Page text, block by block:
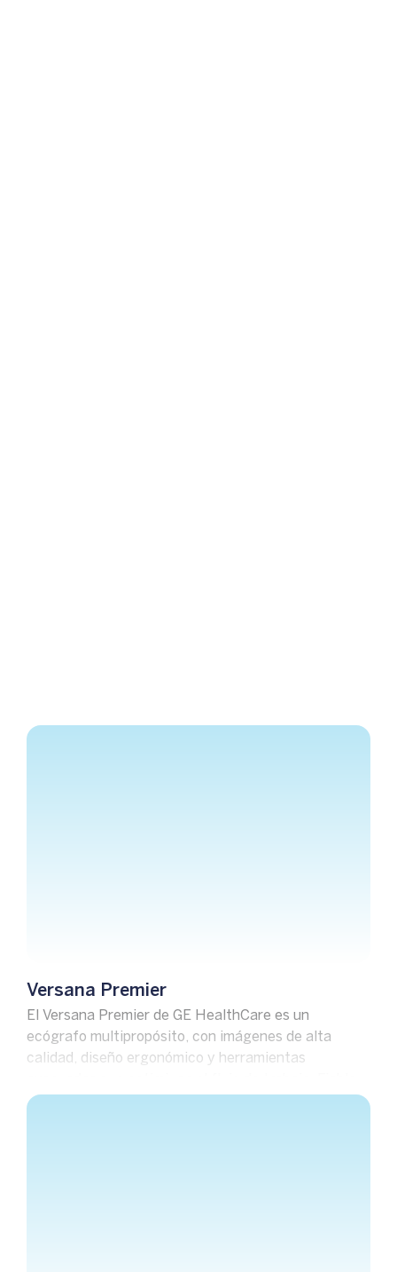
Versana Premier
El Versana Premier de GE HealthCare es un
ecógrafo multipropósito, con imágenes de alta
calidad, diseño ergonómico y herramientas
versátil y respaldado por GE HealthCare, es la